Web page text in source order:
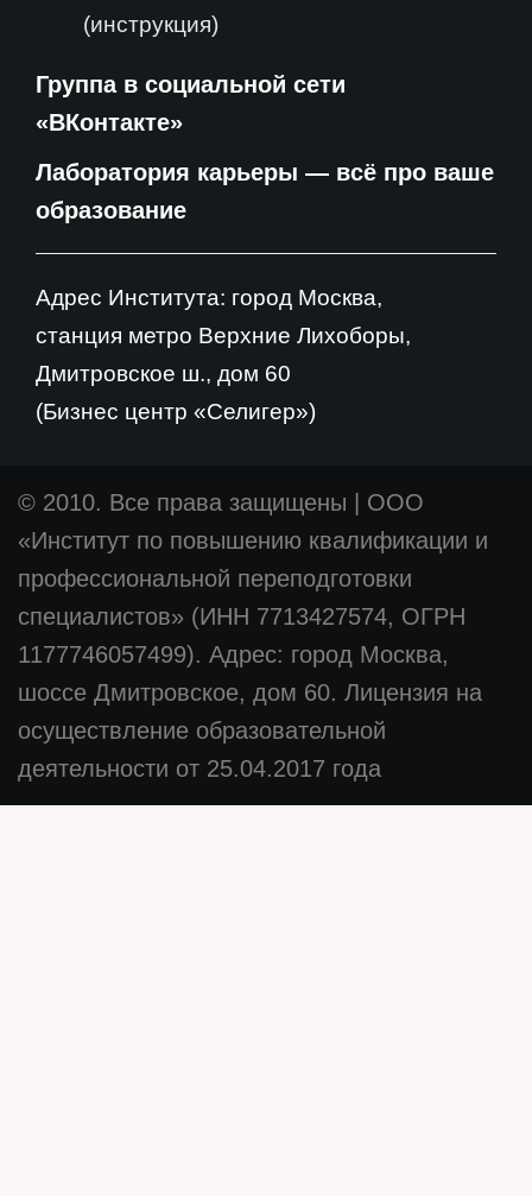
(инструкция)
Группа в социальной сети
«ВКонтакте»
Лаборатория карьеры — всё про ваше
образование
Адрес Института: город Москва,
станция метро Верхние Лихоборы,
Дмитровское ш., дом 60
(Бизнес центр «Селигер»)
© 2010. Все права защищены
ООО
«Институт по повышению квалификации и
профессиональной переподготовки
специалистов» (ИНН 7713427574, ОГРН
1177746057499). Адрес: город Москва,
шоссе Дмитровское, дом 60. Лицензия на
осуществление образовательной
деятельности от 25.04.2017 года